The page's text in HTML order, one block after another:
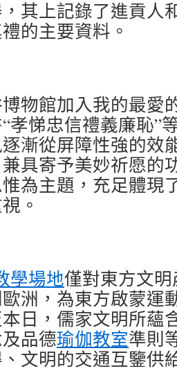
其上記錄了進貢人
的主要資料。
物館加入我的最愛
孝悌忠信禮義廉恥”
漸從屏障性強的效
具寄予美妙祈愿的
為主題，充足體現
。
學場地僅對東方文
洲，為東方啟蒙運
日，儒家文明所蘊
品德瑜伽教室準則
文明的交通互鑒供